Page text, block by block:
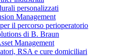
personalizzati
Management
il percorso perioperatorio
di B. Braun
Management
RSA e cure domiciliari